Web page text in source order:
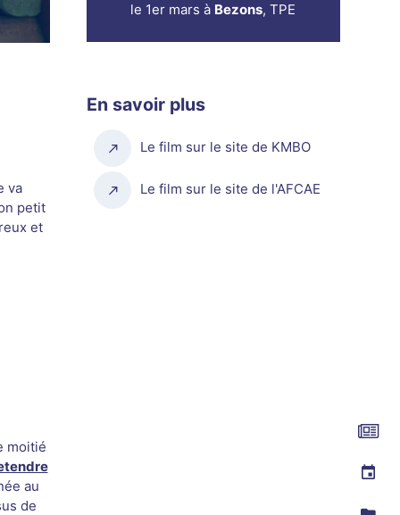
va
petit
et
moitié
au
de
le 1er mars à Bezons, TPE
En savoir plus
Le film sur le site de KMBO
Le film sur le site de l'AFCAE